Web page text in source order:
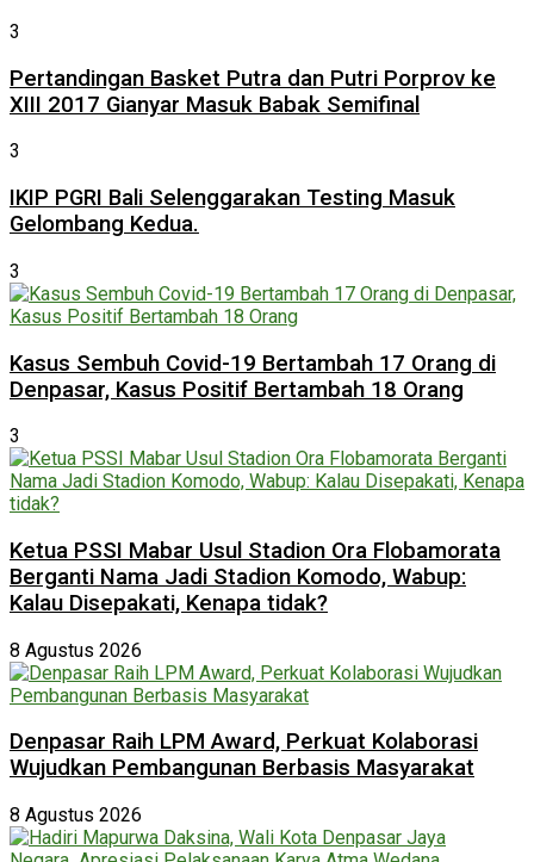
3
Pertandingan Basket Putra dan Putri Porprov ke
XIII 2017 Gianyar Masuk Babak Semifinal
3
IKIP PGRI Bali Selenggarakan Testing Masuk
Gelombang Kedua.
3
Kasus Sembuh Covid-19 Bertambah 17 Orang di
Denpasar, Kasus Positif Bertambah 18 Orang
3
Ketua PSSI Mabar Usul Stadion Ora Flobamorata
Berganti Nama Jadi Stadion Komodo, Wabup:
Kalau Disepakati, Kenapa tidak?
8 Agustus 2026
Denpasar Raih LPM Award, Perkuat Kolaborasi
Wujudkan Pembangunan Berbasis Masyarakat
8 Agustus 2026